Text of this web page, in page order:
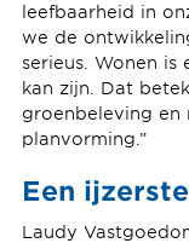
leefbaarheid in
we de
serieus. Wonen is
kan zijn. Dat
groenbeleving en
planvorming.”
Een
Laudy